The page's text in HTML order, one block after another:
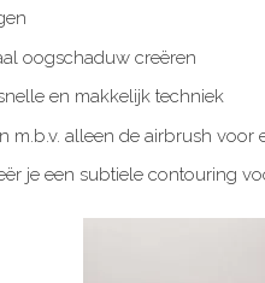
oogschaduw creëren
en makkelijk techniek
m.b.v. alleen de airbrush voor
je een subtiele contouring